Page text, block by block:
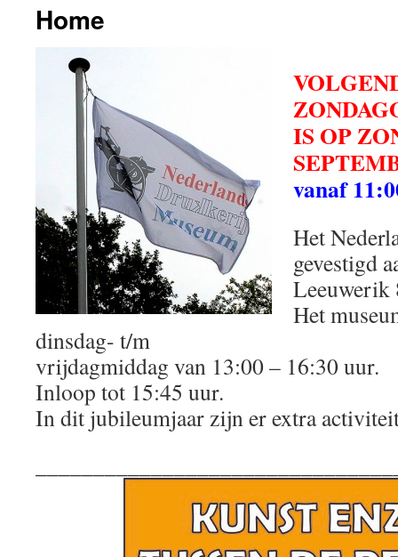
Home
IS OP
vanaf
Het
gevestigd
Leeuwerik
Het
dinsdag- t/m
vrijdagmiddag van 13:00 – 16:30 uur.
Inloop tot 15:45 uur.
In dit jubileumjaar zijn er extra